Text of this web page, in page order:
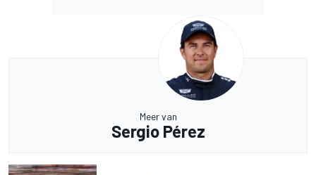
Meer van
Sergio Pérez